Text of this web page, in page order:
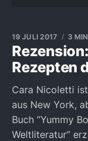
Rezepten
19 JULI 2017 3
Cara Nicoletti
aus New York,
Buch “Yummy
Weltliteratur”